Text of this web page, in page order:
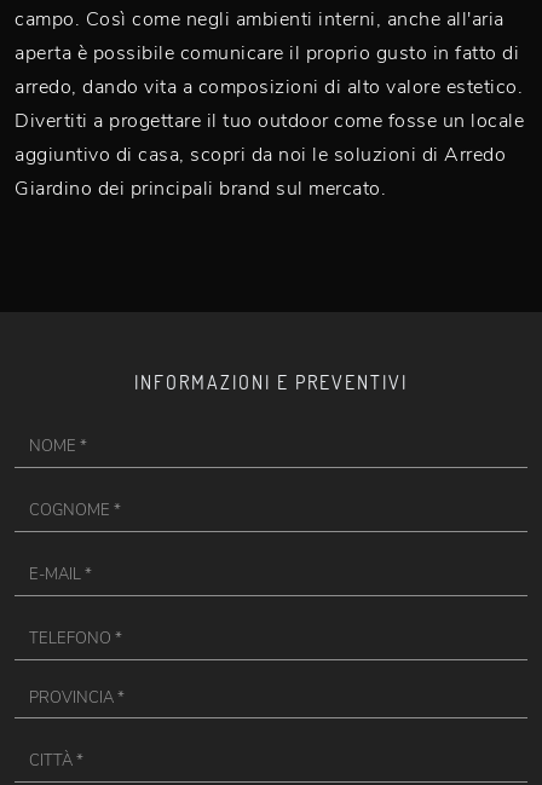
campo. Così come negli ambienti interni, anche all'aria
aperta è possibile comunicare il proprio gusto in fatto di
arredo, dando vita a composizioni di alto valore estetico.
Divertiti a progettare il tuo outdoor come fosse un locale
aggiuntivo di casa, scopri da noi le soluzioni di Arredo
Giardino dei principali brand sul mercato.
INFORMAZIONI E PREVENTIVI